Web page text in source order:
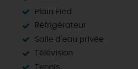
Plain Pied
Réfrigérateur
Salle d'eau privée
Télévision
Tennis